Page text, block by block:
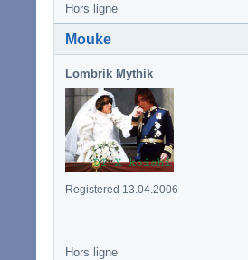
Hors ligne
Mouke
Lombrik Mythik
Registered 13.04.2006
Hors ligne